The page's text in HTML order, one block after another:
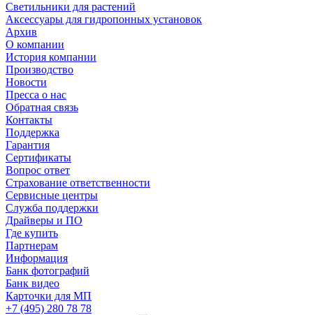
Светильники для растений
Аксессуары для гидропонных установок
Архив
О компании
История компании
Производство
Новости
Пресса о нас
Обратная связь
Контакты
Поддержка
Гарантия
Сертификаты
Вопрос ответ
Страхование ответственности
Сервисные центры
Служба поддержки
Драйверы и ПО
Где купить
Партнерам
Информация
Банк фотографий
Банк видео
Карточки для МП
+7 (495) 280 78 78